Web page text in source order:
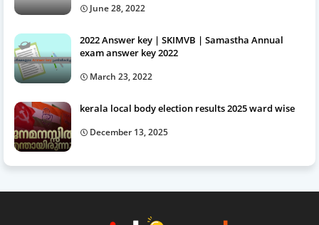
June 28, 2022
2022 Answer key | SKIMVB | Samastha Annual
exam answer key 2022
March 23, 2022
kerala local body election results 2025 ward wise
December 13, 2025